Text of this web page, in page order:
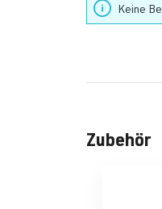
Keine
Produktgalerie
Zubehör